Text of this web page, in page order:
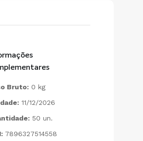
Bruto:0 kg
11/12/2026
50 un.
7896327514558